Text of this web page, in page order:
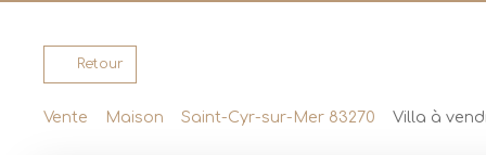
Retour
Vente Maison Saint-Cyr-sur-Mer 83270 Villa à